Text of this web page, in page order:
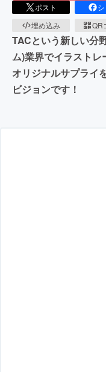
ポスト
埋め込み
QR
TACという新しい分
ム)業界でイラスト
オリジナルサプライ
ビジョンです！